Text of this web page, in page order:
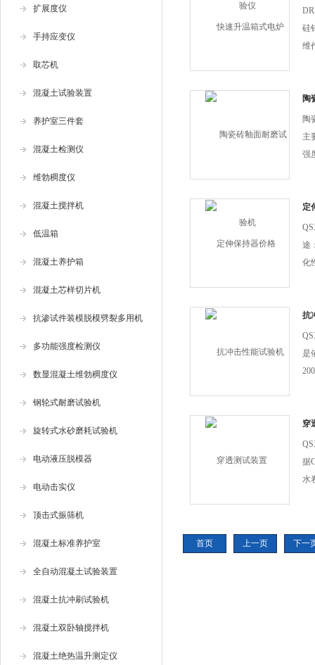
扩展度仪
手持应变仪
取芯机
混凝土试验装置
养护室三件套
混凝土检测仪
维勃稠度仪
混凝土搅拌机
低温箱
混凝土养护箱
混凝土芯样切片机
抗渗试件装模脱模劈裂多用机
多功能强度检测仪
数显混凝土维勃稠度仪
钢轮式耐磨试验机
旋转式水砂磨耗试验机
电动液压脱模器
电动击实仪
顶击式振筛机
混凝土标准养护室
全自动混凝土试验装置
混凝土抗冲刷试验机
混凝土双卧轴搅拌机
混凝土绝热温升测定仪
硅
维
可
实
温
陶
陶
主
强
少
定
途
化
伸
抗
是
计
面
穿
据
水
置
首页 上一页 下一